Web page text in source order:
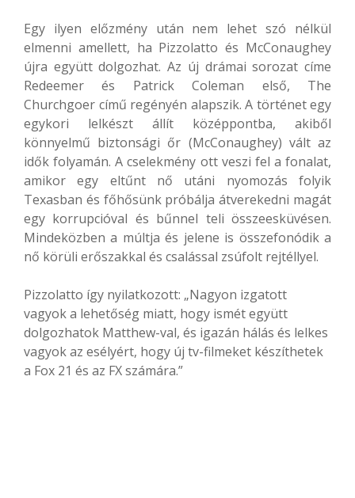
Egy ilyen előzmény után nem lehet szó nélkül
elmenni amellett, ha Pizzolatto és McConaughey
újra együtt dolgozhat. Az új drámai sorozat címe
Redeemer és Patrick Coleman első, The
Churchgoer című regényén alapszik. A történet egy
egykori lelkészt állít középpontba, akiből
könnyelmű biztonsági őr (McConaughey) vált az
idők folyamán. A cselekmény ott veszi fel a fonalat,
amikor egy eltűnt nő utáni nyomozás folyik
Texasban és főhősünk próbálja átverekedni magát
egy korrupcióval és bűnnel teli összeesküvésen.
Mindeközben a múltja és jelene is összefonódik a
nő körüli erőszakkal és csalással zsúfolt rejtéllyel.
Pizzolatto így nyilatkozott: „Nagyon izgatott
vagyok a lehetőség miatt, hogy ismét együtt
dolgozhatok Matthew-val, és igazán hálás és lelkes
vagyok az esélyért, hogy új tv-filmeket készíthetek
a Fox 21 és az FX számára.”